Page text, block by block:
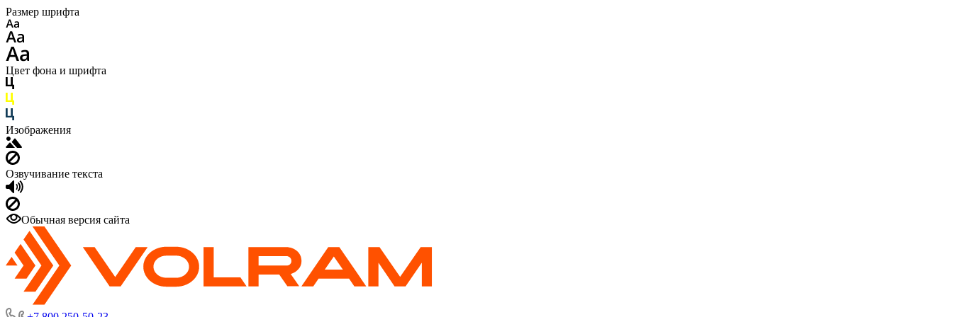
Размер шрифта
Цвет фона и шрифта
Изображения
Озвучивание текста
Обычная версия сайта